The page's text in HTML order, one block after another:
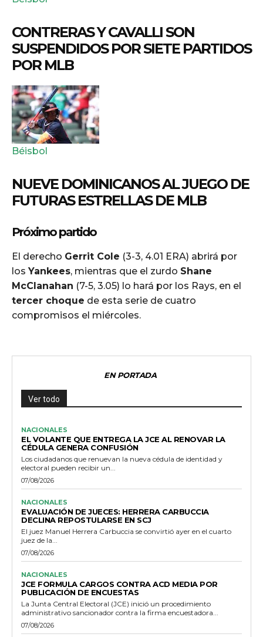
CONTRERAS Y CAVALLI SON
SUSPENDIDOS POR SIETE PARTIDOS
POR MLB
Béisbol
NUEVE DOMINICANOS AL JUEGO DE
FUTURAS ESTRELLAS DE MLB
Próximo partido
El derecho Gerrit Cole (3-3, 4.01 ERA) abrirá por
los Yankees, mientras que el zurdo Shane
McClanahan (7-5, 3.05) lo hará por los Rays, en el
tercer choque de esta serie de cuatro
compromisos el miércoles.
EN PORTADA
Ver todo
NACIONALES
EL VOLANTE QUE ENTREGA LA JCE AL RENOVAR LA
CÉDULA GENERA CONFUSIÓN
Los ciudadanos que renuevan la nueva cédula de identidad y
electoral pueden recibir un...
07/08/2026
NACIONALES
EVALUACIÓN DE JUECES: HERRERA CARBUCCIA
DECLINA REPOSTULARSE EN SCJ
El juez Manuel Herrera Carbuccia se convirtió ayer en el cuarto
juez de la...
07/08/2026
NACIONALES
JCE FORMULA CARGOS CONTRA ACD MEDIA POR
PUBLICACIÓN DE ENCUESTAS
La Junta Central Electoral (JCE) inició un procedimiento
administrativo sancionador contra la firma encuestadora...
07/08/2026